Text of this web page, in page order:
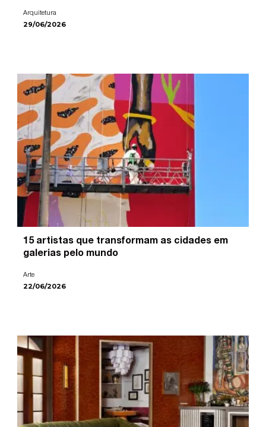
Arquitetura
29/06/2026
15 artistas que transformam as cidades em
galerias pelo mundo
Arte
22/06/2026